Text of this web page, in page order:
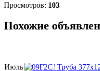
Просмотров: 103
Похожие
Июль